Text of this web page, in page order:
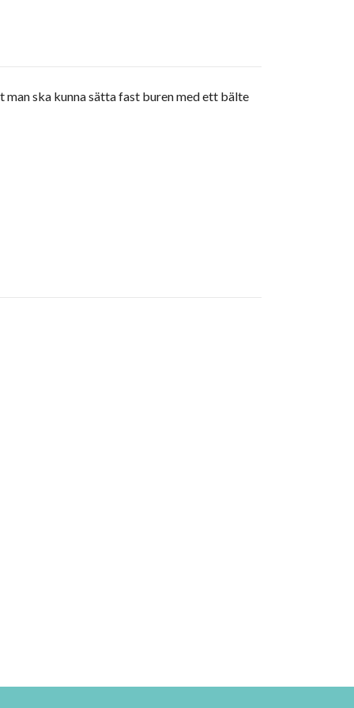
ska kunna sätta fast buren med ett bälte